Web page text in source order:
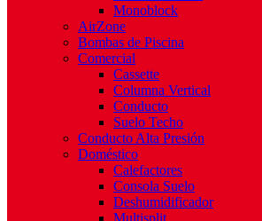
Monoblock
AirZone
Bombas de Piscina
Comercial
Cassette
Columna Vertical
Conducto
Suelo Techo
Conducto Alta Presión
Doméstico
Calefactores
Consola Suelo
Deshumidificador
Multisplit